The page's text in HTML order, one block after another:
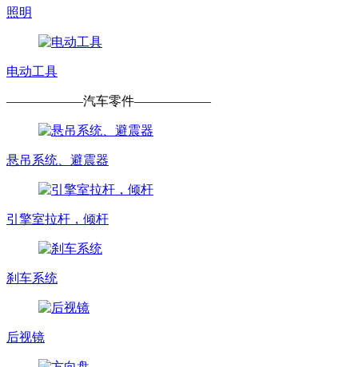
照明
电动工具
——————汽车零件——————
悬吊系统、避震器
引擎室拉杆，倾杆
刹车系统
后视镜